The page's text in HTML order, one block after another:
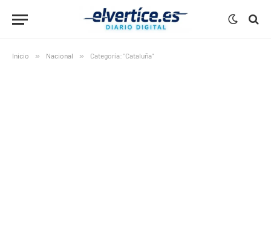
Inicio » Nacional » Categoría: "Cataluña"